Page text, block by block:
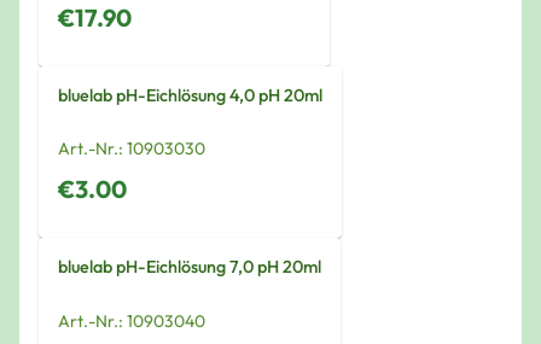
€17.90
bluelab pH-Eichlösung 4,0 pH 20ml
Art.-Nr.: 10903030
€3.00
bluelab pH-Eichlösung 7,0 pH 20ml
Art.-Nr.: 10903040